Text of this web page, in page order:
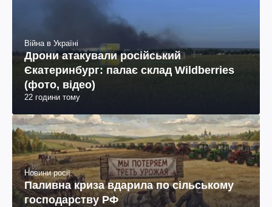
Війна в Україні
Дрони атакували російський
Єкатеринбург: палає склад Wildberries
(фото, відео)
22 години тому
Новини росії
Паливна криза вдарила по сільському
господарству РФ